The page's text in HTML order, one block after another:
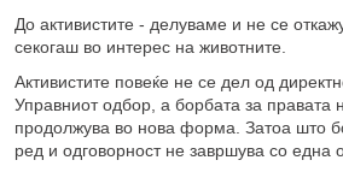
До активистите - делуваме и не се
секогаш во интерес на животните.
Активистите повеќе не се дел од
Управниот одбор, а борбата за правата
продолжува во нова форма. Затоа што
ред и одговорност не завршува со една